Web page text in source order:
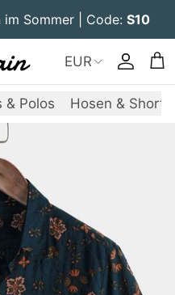
im Sommer | Code: S10
EUR Konto
& Polos Hosen & Shorts